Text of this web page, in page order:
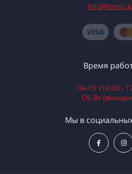
Время
Пн-Пт (10:00 -
Сб, Вс
Мы в